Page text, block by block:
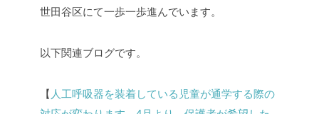
世田谷区にて一歩一歩進んでいます。
以下関連ブログです。
【 人工呼吸器を装着している児童が通学する際の